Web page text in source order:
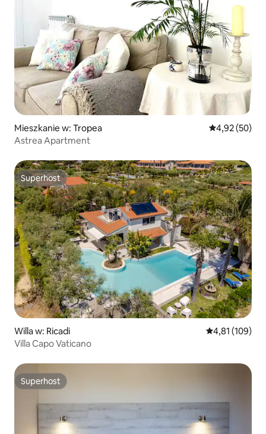
Mieszkanie w: Tropea Średnia
4,92 (50)
Astrea Apartment
Superhost
Superhost
Willa w: Ricadi Średnia
4,81 (109)
Villa Capo Vaticano
Superhost
Superhost